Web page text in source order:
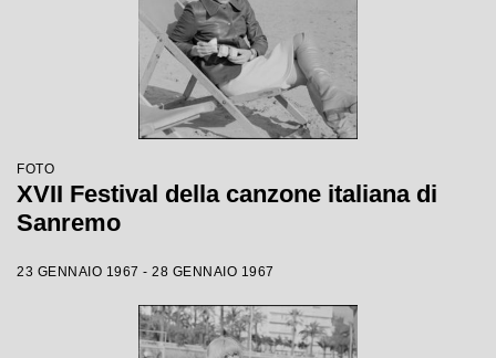
FOTO
XVII Festival della canzone italiana di
Sanremo
23 GENNAIO 1967 - 28 GENNAIO 1967